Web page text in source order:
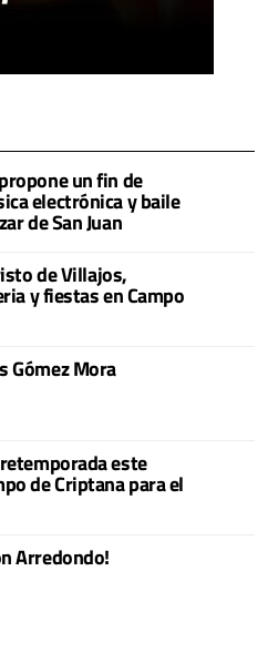
un fin de
electrónica y baile
de San Juan
de Villajos,
y fiestas en Campo
Gómez Mora
este
de Criptana para el
Arredondo!